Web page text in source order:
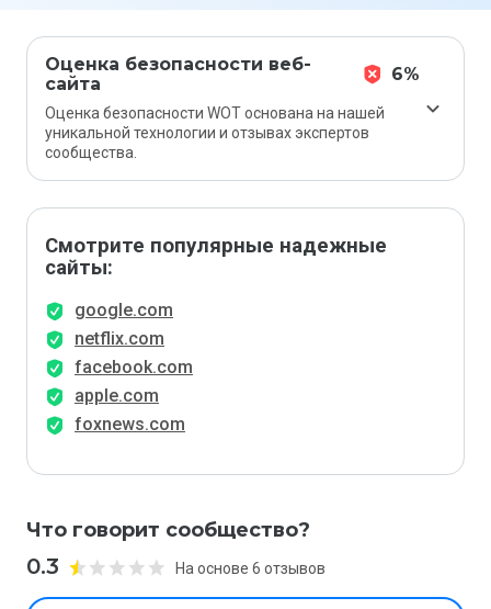
Оценка безопасности веб-
сайта
6%
Оценка безопасности WOT основана на нашей
уникальной технологии и отзывах экспертов
сообщества.
Смотрите популярные надежные
сайты:
google.com
netflix.com
facebook.com
apple.com
foxnews.com
Что говорит сообщество?
0.3 На основе 6 отзывов